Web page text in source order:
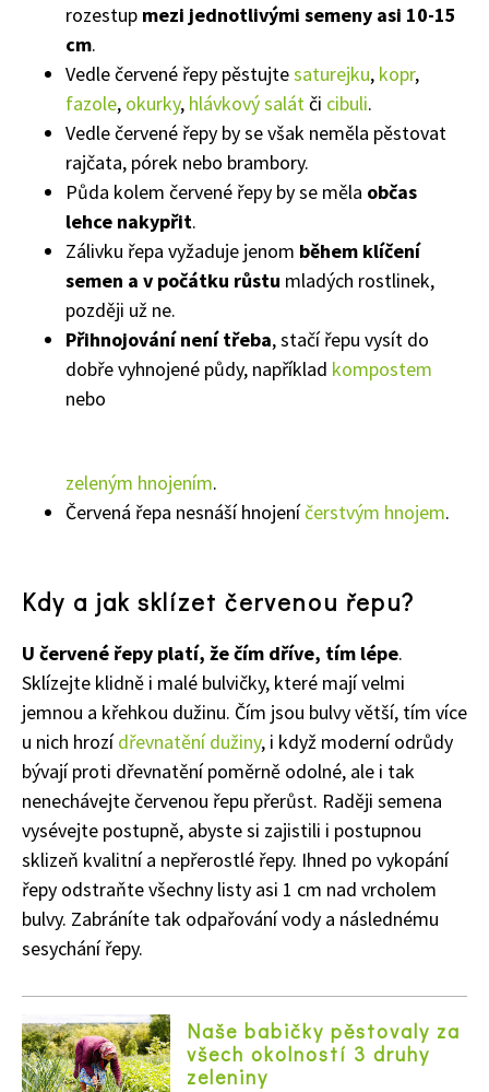
rozestup mezi jednotlivými semeny asi 10-15
cm.
Vedle červené řepy pěstujtesaturejku, kopr,
fazole, okurky, hlávkový salátči cibuli.
Vedle červené řepy by se však neměla pěstovat
rajčata, pórek nebo brambory.
Půda kolem červené řepy by se měla občas
lehce nakypřit.
Zálivku řepa vyžaduje jenom během klíčení
semen a v počátku růstu mladých rostlinek,
později už ne.
Přihnojování není třeba, stačí řepu vysít do
dobře vyhnojené půdy, například kompostem
nebo
zeleným hnojením.
Červená řepa nesnáší hnojeníčerstvým hnojem.
Kdy a jak sklízet červenou řepu?
U červené řepy platí, že čím dříve, tím lépe.
Sklízejte klidně i malé bulvičky, které mají velmi
jemnou a křehkou dužinu. Čím jsou bulvy větší, tím více
u nich hrozídřevnatění dužiny, i když moderní odrůdy
bývají proti dřevnatění poměrně odolné, ale i tak
nenechávejte červenou řepu přerůst. Raději semena
vysévejte postupně, abyste si zajistili i postupnou
sklizeň kvalitní a nepřerostlé řepy. Ihned po vykopání
řepy odstraňte všechny listy asi 1 cm nad vrcholem
bulvy. Zabráníte tak odpařování vody a následnému
sesychání řepy.
Naše babičky pěstovaly za
všech okolností 3 druhy
zeleniny